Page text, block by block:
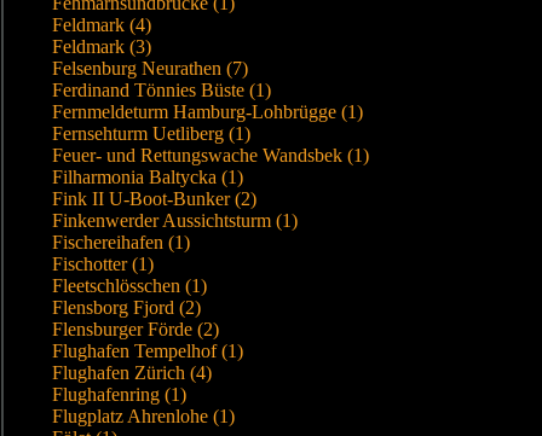
Feldmark (4)
Feldmark (3)
Felsenburg Neurathen (7)
Ferdinand Tönnies Büste (1)
Fernmeldeturm Hamburg-Lohbrügge (1)
Fernsehturm Uetliberg (1)
Feuer- und Rettungswache Wandsbek (1)
Filharmonia Baltycka (1)
Fink II U-Boot-Bunker (2)
Finkenwerder Aussichtsturm (1)
Fischereihafen (1)
Fischotter (1)
Fleetschlösschen (1)
Flensborg Fjord (2)
Flensburger Förde (2)
Flughafen Tempelhof (1)
Flughafen Zürich (4)
Flughafenring (1)
Flugplatz Ahrenlohe (1)